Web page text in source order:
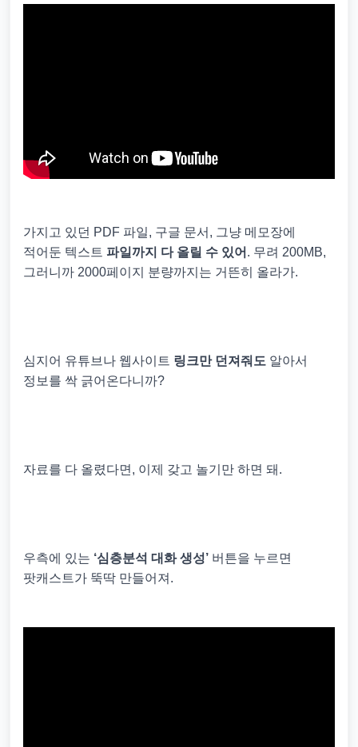
가지고 있던 PDF 파일, 구글 문서, 그냥 메모장에
적어둔 텍스트 파일까지 다 올릴 수 있어 . 무려 200MB,
그러니까 2000페이지 분량까지는 거뜬히 올라가.
심지어 유튜브나 웹사이트 링크만 던져줘도 알아서
정보를 싹 긁어온다니까?
자료를 다 올렸다면, 이제 갖고 놀기만 하면 돼.
우측에 있는 ‘심층분석 대화 생성’ 버튼을 누르면
팟캐스트가 뚝딱 만들어져.